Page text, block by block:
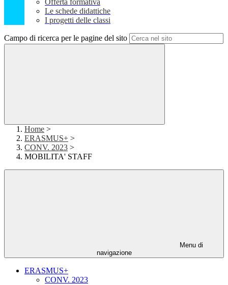
Offerta formativa
Le schede didattiche
I progetti delle classi
Campo di ricerca per le pagine del sito
Home >
ERASMUS+ >
CONV. 2023 >
MOBILITA' STAFF
Menu di
navigazione
ERASMUS+
CONV. 2023